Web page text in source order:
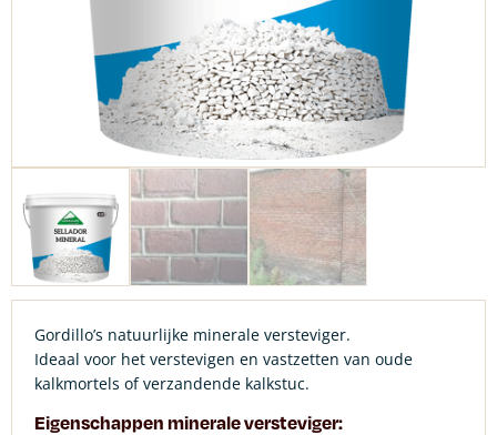
Gordillo’s natuurlijke minerale versteviger.
Ideaal voor het verstevigen en vastzetten van oude
kalkmortels of verzandende kalkstuc.
Eigenschappen minerale versteviger: